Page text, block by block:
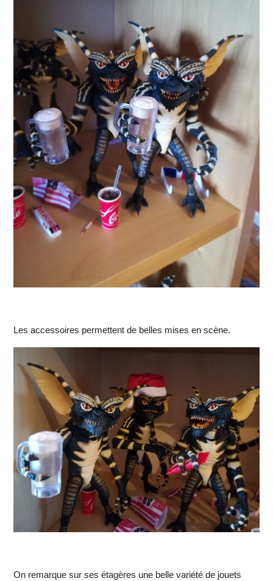
Les accessoires permettent de belles mises en scène.
On remarque sur ses étagères une belle variété de jouets